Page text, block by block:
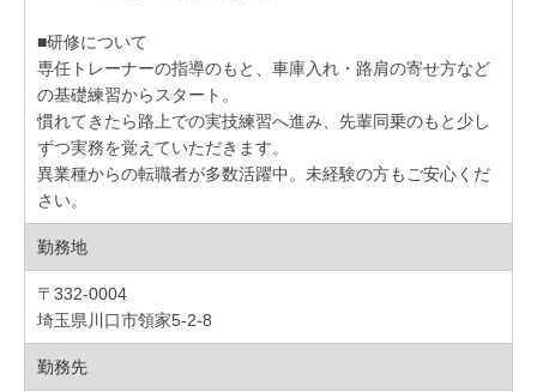
■研修について
専任トレーナーの指導のもと、車庫入れ・路肩の寄せ方など
の基礎練習からスタート。
慣れてきたら路上での実技練習へ進み、先輩同乗のもと少し
ずつ実務を覚えていただきます。
異業種からの転職者が多数活躍中。未経験の方もご安心くだ
さい。
勤務地
〒332-0004
埼玉県川口市領家5-2-8
勤務先